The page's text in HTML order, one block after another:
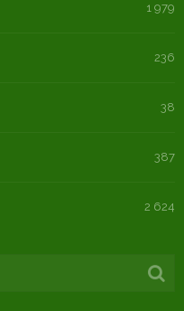
1 979
236
38
387
2 624